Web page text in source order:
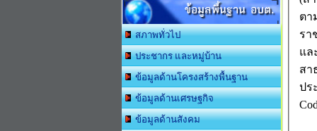
ข้อมูลพื้นฐาน อบต.
สภาพทั่วไป
ประชากร และหมู่บ้าน
ข้อมูลด้านโครงสร้างพื้นฐาน
ข้อมูลด้านเศรษฐกิจ
ข้อมูลด้านสังคม
ตา
รา
แล
สา
ปร